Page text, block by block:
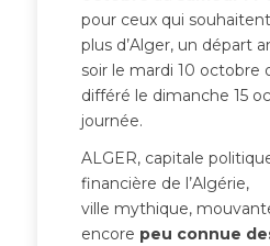
pour ceux qui
plus d’Alger, un départ
soir le mardi 10 octobre
différé le dimanche 15
journée.
ALGER, capitale
financière de l’Algérie,
ville mythique,
encore peu connue